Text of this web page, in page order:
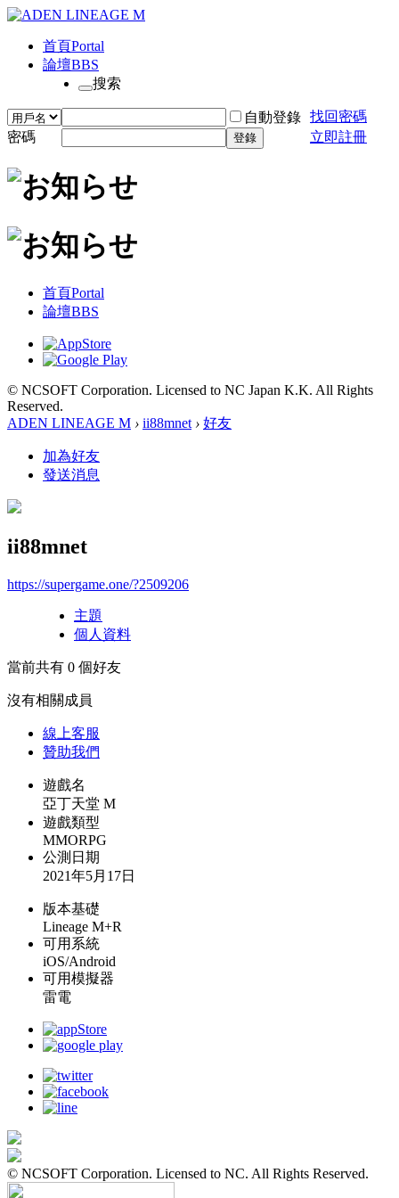
首頁Portal
論壇BBS
搜索
自動登錄 找回密碼
密碼
登錄 立即註冊
首頁Portal
論壇BBS
© NCSOFT Corporation. Licensed to NC Japan K.K. All Rights
Reserved.
ADEN LINEAGE M › ii88mnet › 好友
加為好友
發送消息
ii88mnet
https://supergame.one/?2509206
主題
個人資料
當前共有 0 個好友
沒有相關成員
線上客服
贊助我們
遊戲名
亞丁天堂 M
遊戲類型
MMORPG
公測日期
2021年5月17日
版本基礎
Lineage M+R
可用系統
iOS/Android
可用模擬器
雷電
© NCSOFT Corporation. Licensed to NC. All Rights Reserved.